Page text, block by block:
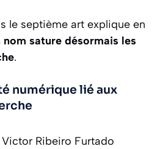
le septième art explique en
nom sature désormais les
.
numérique lié aux
Ribeiro Furtado